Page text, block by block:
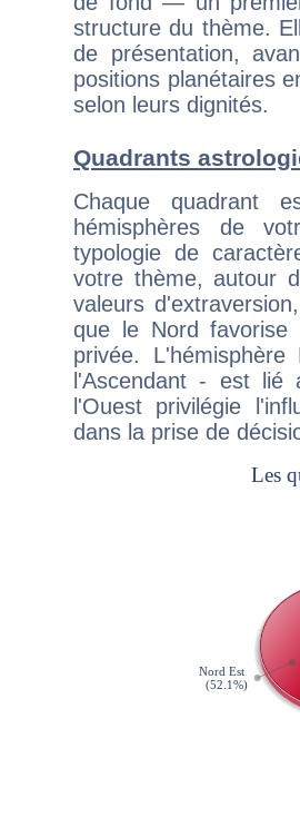
structure du thème.
de présentation,
positions planétaires
selon leurs dignités.
Quadrants
Chaque quadrant
hémisphères de
typologie de
votre thème, autour
valeurs
que le Nord favorise
privée.
l'Ascendant - est
l'Ouest privilégie
dans la prise de